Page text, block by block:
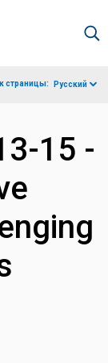
страницы: Русский
15 -